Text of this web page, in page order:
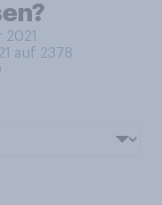
auf 2378